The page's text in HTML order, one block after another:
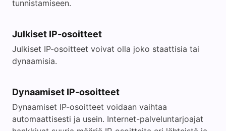
tunnistamiseen.
Julkiset IP-osoitteet
Julkiset IP-osoitteet voivat olla joko staattisia tai
dynaamisia.
Dynaamiset IP-osoitteet
Dynaamiset IP-osoitteet voidaan vaihtaa
automaattisesti ja usein. Internet-palveluntarjoajat